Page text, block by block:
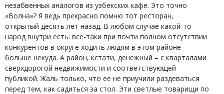
незабвенных аналогов из узбекских кафе. Это точно
«Волна»? Я ведь прекрасно помню тот ресторан,
открытый десять лет назад. В любом случае какой-то
народ внутри есть: все-таки при почти полном отсутствии
конкурентов в округе ходить людям в этом районе
больше некуда. А район, кстати, денежный – с кварталами
сверхдорогой недвижимости и соответствующей
публикой. Жаль только, что ее не приучили раздеваться
перед тем, как садиться за стол. Эти светлые товарищи по